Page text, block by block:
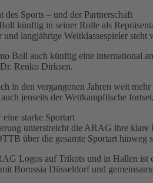
Sports – und der Partnerschaft
künftig in seiner Rolle als
langjährige Weltklassespieler
Boll auch künftig eine international
Renko Dirksen.
in den vergangenen Jahren weit
jenseits der Wettkampftische
eine starke Sportart
unterstreicht die ARAG ihre
über die gesamte Sportart
Logos auf Trikots und in Hallen ist
Borussia Düsseldorf und